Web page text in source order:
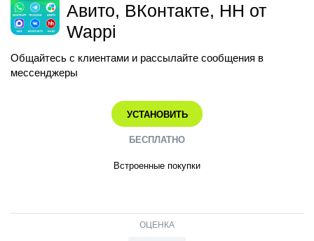
ВНЕДРЕНИЕ
ПОДДЕРЖКА
ПОЛУЧИТЬ БЕСПЛАТНО
ВХОД
Авито, ВКонтакте, HH от
Wappi
Общайтесь с клиентами и рассылайте сообщения в
мессенджеры
УСТАНОВИТЬ
БЕСПЛАТНО
Встроенные покупки
ОЦЕНКА